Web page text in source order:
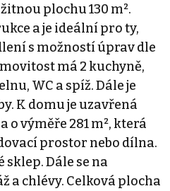
plochu 130 m².
a je ideální pro ty,
s možností úprav dle
má 2 kuchyně,
WC a spíž. Dále je
K domu je uzavřená
o výměře 281 m², která
prostor nebo dílna.
sklep. Dále se na
a chlévy. Celková plocha